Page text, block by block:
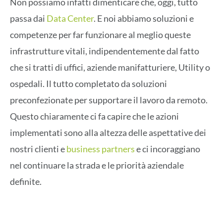
Non possiamo infatti dimenticare che, oggi, tutto
passa dai Data Center. E noi abbiamo soluzioni e
competenze per far funzionare al meglio queste
infrastrutture vitali, indipendentemente dal fatto
che si tratti di uffici, aziende manifatturiere, Utility o
ospedali. Il tutto completato da soluzioni
preconfezionate per supportare il lavoro da remoto.
Questo chiaramente ci fa capire che le azioni
implementati sono alla altezza delle aspettative dei
nostri clienti ebusiness partnerse ci incoraggiano
nel continuare la strada e le priorità aziendale
definite.